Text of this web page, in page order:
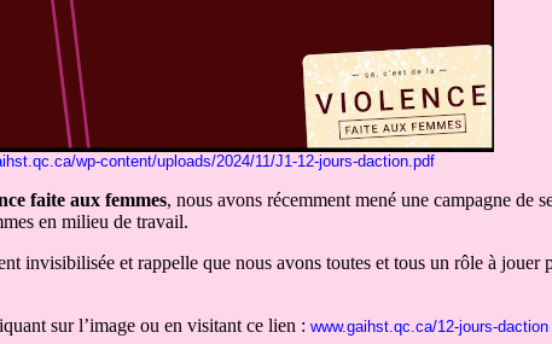
wp-content/uploads/2024/11/J1-12-jours-daction.pdf
faite aux femmes, nous avons récemment mené une campagne de
en milieu de travail.
invisibilisée et rappelle que nous avons toutes et tous un rôle à jouer
sur l’image ou en visitant ce lien : www.gaihst.qc.ca/12-jours-daction